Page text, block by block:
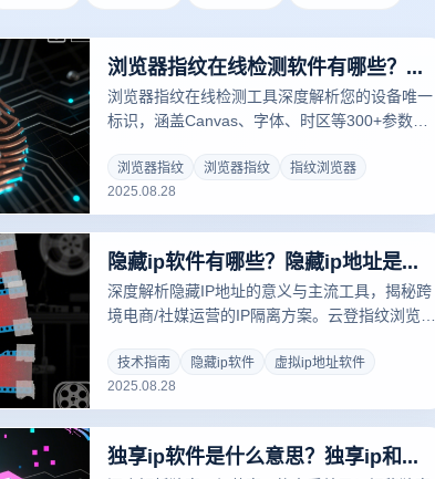
浏览器指纹在线检测软件有哪些？浏览器指纹识别技术是什么？
浏览器指纹在线检测工具深度解析您的设备唯一
标识，涵盖Canvas、字体、时区等300+参数。
险，规避平台风控关联封号。云登指纹浏览器提
供专业级反检测方案，一键生成差异化设备指
纹，保障多账号安全运营——立即检测，掌握数
浏览器指纹 浏览器指纹
指纹浏览器
2025.08.28
隐藏ip软件有哪些？隐藏ip地址是什么意思？
深度解析隐藏IP地址的意义与主流工具，揭秘跨
境电商/社媒运营的IP隔离方案。云登指纹浏览器
号0关联安全管理，保障隐私与运营效率。
技术指南 隐藏ip软件
虚拟ip地址软件
2025.08.28
独享ip软件是什么意思？独享ip和共享ip哪个好？